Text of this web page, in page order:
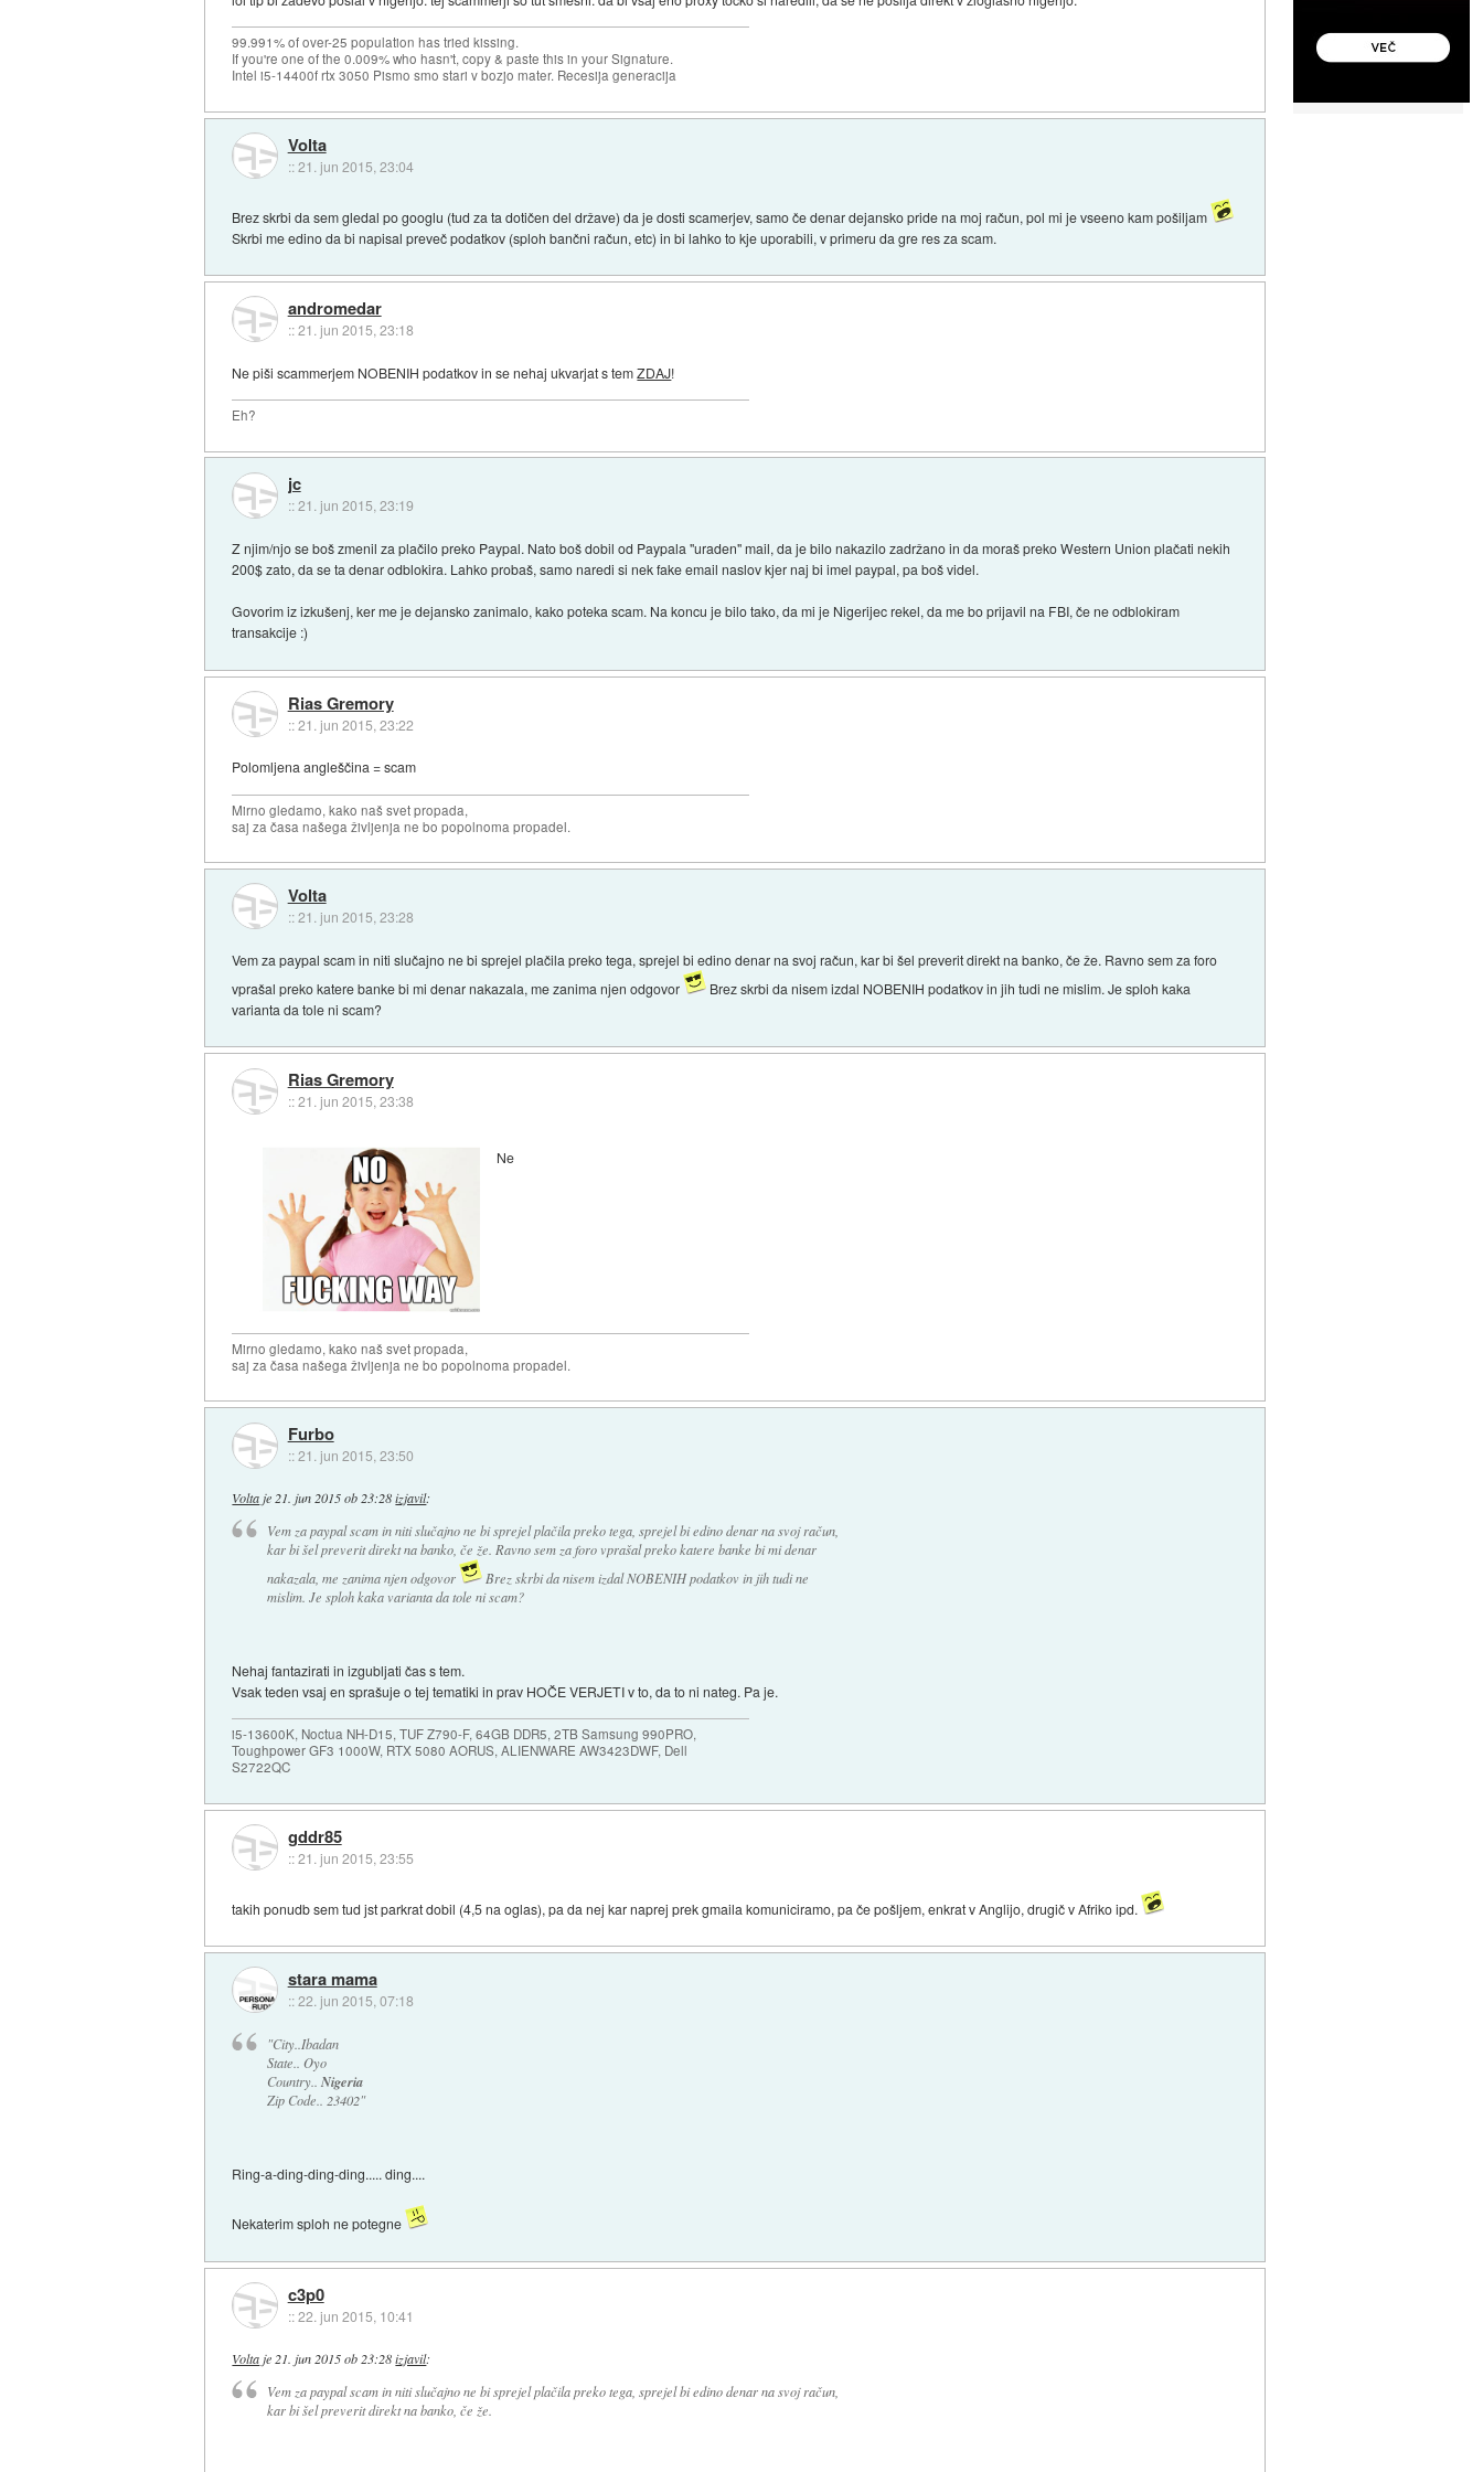
99.991% of over-25 population has tried kissing.
If you're one of the 0.009% who hasn't, copy & paste this in your Signature.
Intel i5-14400f rtx 3050 Pismo smo stari v bozjo mater. Recesija generacija
Volta
::21. jun 2015, 23:04
Brez skrbi da sem gledal po googlu (tud za ta dotičen del države) da je dosti scamerjev, samo če denar dejansko pride na moj račun, pol mi je vseeno kam pošiljam
Skrbi me edino da bi napisal preveč podatkov (sploh bančni račun, etc) in bi lahko to kje uporabili, v primeru da gre res za scam.
andromedar
::21. jun 2015, 23:18
Ne piši scammerjem NOBENIH podatkov in se nehaj ukvarjat s temZDAJ!
Eh?
jc
::21. jun 2015, 23:19
Z njim/njo se boš zmenil za plačilo preko Paypal. Nato boš dobil od Paypala "uraden" mail, da je bilo nakazilo zadržano in da moraš preko Western Union plačati nekih
200$ zato, da se ta denar odblokira. Lahko probaš, samo naredi si nek fake email naslov kjer naj bi imel paypal, pa boš videl.
Govorim iz izkušenj, ker me je dejansko zanimalo, kako poteka scam. Na koncu je bilo tako, da mi je Nigerijec rekel, da me bo prijavil na FBI, če ne odblokiram
transakcije :)
Rias Gremory
::21. jun 2015, 23:22
Polomljena angleščina = scam
Mirno gledamo, kako naš svet propada,
saj za časa našega življenja ne bo popolnoma propadel.
Volta
::21. jun 2015, 23:28
Vem za paypal scam in niti slučajno ne bi sprejel plačila preko tega, sprejel bi edino denar na svoj račun, kar bi šel preverit direkt na banko, če že. Ravno sem za foro
vprašal preko katere banke bi mi denar nakazala, me zanima njen odgovor
Brez skrbi da nisem izdal NOBENIH podatkov in jih tudi ne mislim. Je sploh kaka
varianta da tole ni scam?
Rias Gremory
::21. jun 2015, 23:38
Ne
Mirno gledamo, kako naš svet propada,
saj za časa našega življenja ne bo popolnoma propadel.
Furbo
::21. jun 2015, 23:50
Volta je 21. jun 2015 ob 23:28 izjavil:
Vem za paypal scam in niti slučajno ne bi sprejel plačila preko tega, sprejel bi edino denar na svoj račun,
kar bi šel preverit direkt na banko, če že. Ravno sem za foro vprašal preko katere banke bi mi denar
nakazala, me zanima njen odgovor
Brez skrbi da nisem izdal NOBENIH podatkov in jih tudi ne
mislim. Je sploh kaka varianta da tole ni scam?
Nehaj fantazirati in izgubljati čas s tem.
Vsak teden vsaj en sprašuje o tej tematiki in prav HOČE VERJETI v to, da to ni nateg. Pa je.
i5-13600K, Noctua NH-D15, TUF Z790-F, 64GB DDR5, 2TB Samsung 990PRO,
Toughpower GF3 1000W, RTX 5080 AORUS, ALIENWARE AW3423DWF, Dell
S2722QC
gddr85
::21. jun 2015, 23:55
takih ponudb sem tud jst parkrat dobil (4,5 na oglas), pa da nej kar naprej prek gmaila komuniciramo, pa če pošljem, enkrat v Anglijo, drugič v Afriko ipd.
stara mama
::22. jun 2015, 07:18
"City..Ibadan
State.. Oyo
Country.. Nigeria
Zip Code.. 23402"
Ring-a-ding-ding-ding..... ding....
Nekaterim sploh ne potegne
c3p0
::22. jun 2015, 10:41
Volta je 21. jun 2015 ob 23:28 izjavil:
Vem za paypal scam in niti slučajno ne bi sprejel plačila preko tega, sprejel bi edino denar na svoj račun,
kar bi šel preverit direkt na banko, če že.